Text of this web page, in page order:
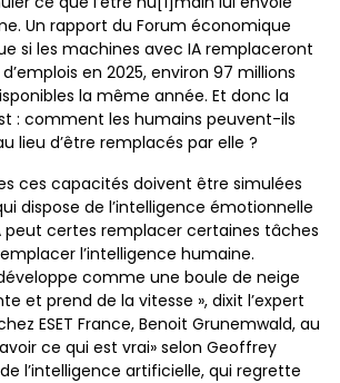
Un rapport du Forum économique
si les machines avec IA remplaceront
en 2025, environ 97 millions
la même année. Et donc la
: comment les humains peuvent-ils
lieu d’être remplacés par elle ?
ces capacités doivent être simulées
dispose de l’intelligence émotionnelle
peut certes remplacer certaines tâches
l’intelligence humaine.
développe comme une boule de neige
et prend de la vitesse », dixit l’expert
ESET France, Benoit Grunemwald, au
ce qui est vrai» selon Geoffrey
l’intelligence artificielle, qui regrette